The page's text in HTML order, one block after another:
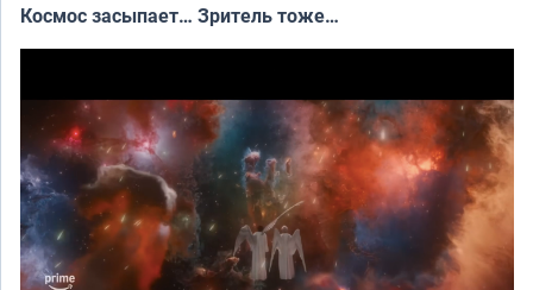
Космос засыпает… Зритель тоже…